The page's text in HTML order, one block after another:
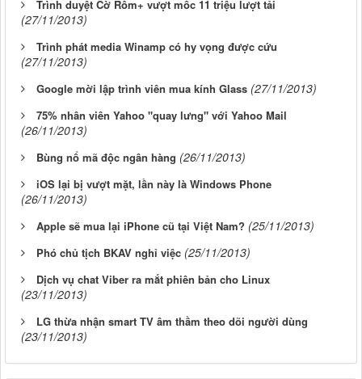
Trình duyệt Cờ Rôm+ vượt mốc 11 triệu lượt tải
(27/11/2013)
Trình phát media Winamp có hy vọng được cứu
(27/11/2013)
Google mời lập trình viên mua kính Glass (27/11/2013)
75% nhân viên Yahoo "quay lưng" với Yahoo Mail
(26/11/2013)
Bùng nổ mã độc ngân hàng (26/11/2013)
iOS lại bị vượt mặt, lần này là Windows Phone
(26/11/2013)
Apple sẽ mua lại iPhone cũ tại Việt Nam? (25/11/2013)
Phó chủ tịch BKAV nghỉ việc (25/11/2013)
Dịch vụ chat Viber ra mắt phiên bản cho Linux
(23/11/2013)
LG thừa nhận smart TV âm thầm theo dõi người dùng
(23/11/2013)